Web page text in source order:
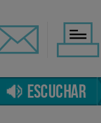
ESCUCHAR